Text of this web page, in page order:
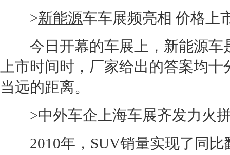
>新能源车车展频亮相 价格上
今日开幕的车展上， 新能源车
上市时间时，厂家给出的答案均
当远的距离。
>中外车企 上海车展齐发力火
2010年， SUV销量实现了同比